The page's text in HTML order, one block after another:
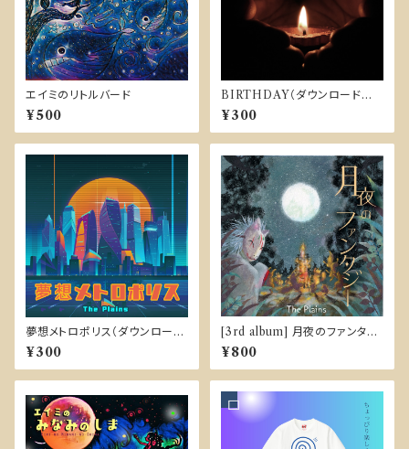
エイミのリトルバード
¥500
BIRTHDAY（ダウンロード販
売）
¥300
夢想メトロポリス（ダウンロード
販売）
¥300
[3rd album] 月夜のファンタジ
ー
¥800